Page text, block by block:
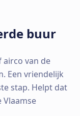
buur
airco van de
Een vriendelijk
stap. Helpt dat